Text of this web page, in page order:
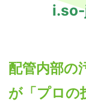
配管内部の
が「プロの